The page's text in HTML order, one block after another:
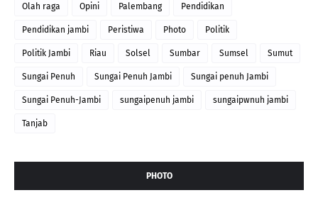
Olah raga Opini Palembang Pendidikan
Pendidikan jambi Peristiwa Photo Politik
Politik Jambi Riau Solsel Sumbar Sumsel Sumut
Sungai Penuh Sungai Penuh Jambi Sungai penuh Jambi
Sungai Penuh-Jambi sungaipenuh jambi sungaipwnuh jambi
Tanjab
PHOTO